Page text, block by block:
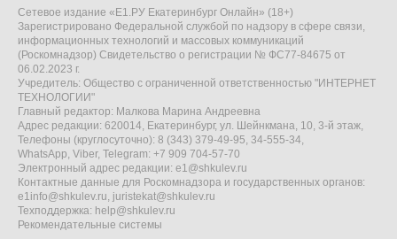
Сетевое издание «Е1.РУ Екатеринбург Онлайн» (18+)
Зарегистрировано Федеральной службой по надзору в сфере связи,
информационных технологий и массовых коммуникаций
(Роскомнадзор) Свидетельство о регистрации № ФС77-84675 от
06.02.2023 г.
Учредитель: Общество с ограниченной ответственностью "ИНТЕРНЕТ
ТЕХНОЛОГИИ"
Главный редактор: Малкова Марина Андреевна
Адрес редакции: 620014, Екатеринбург, ул. Шейнкмана, 10, 3-й этаж,
Телефоны (круглосуточно): 8 (343) 379-49-95, 34-555-34,
WhatsApp, Viber, Telegram: +7 909 704-57-70
Электронный адрес редакции: e1@shkulev.ru
Контактные данные для Роскомнадзора и государственных органов:
e1info@shkulev.ru, juristekat@shkulev.ru
Техподдержка: help@shkulev.ru
Рекомендательные системы